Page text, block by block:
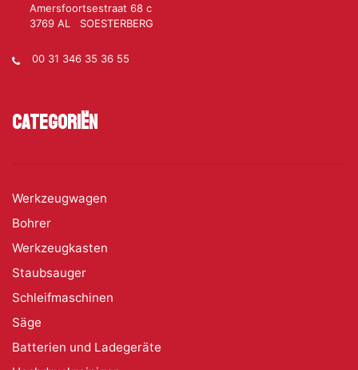
Amersfoortsestraat 68 c
3769 AL SOESTERBERG
00 31 346 35 36 55
Categoriën
Werkzeugwagen
Bohrer
Werkzeugkasten
Staubsauger
Schleifmaschinen
Säge
Batterien und Ladegeräte